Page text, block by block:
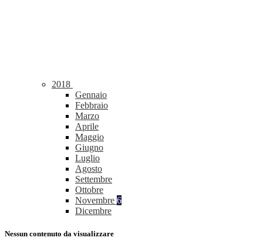
2018
Gennaio
Febbraio
Marzo
Aprile
Maggio
Giugno
Luglio
Agosto
Settembre
Ottobre
Novembre 6
Dicembre
Nessun contenuto da visualizzare